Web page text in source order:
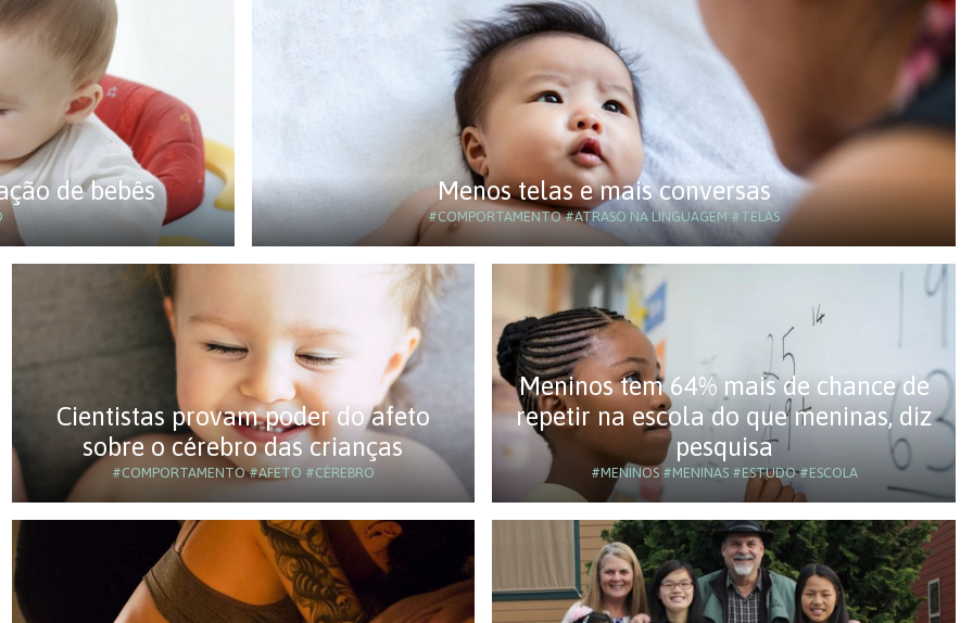
de bebês Menos telas e mais conversas
#COMPORTAMENTO#ATRASO NA LINGUAGEM#TELAS
Cientistas provam poder do afeto
sobre o cérebro das crianças
#COMPORTAMENTO#AFETO #CÉREBRO
Meninos tem 64% mais de chance de
repetir na escola do que meninas, diz
pesquisa
#MENINOS#MENINAS#ESTUDO#ESCOLA